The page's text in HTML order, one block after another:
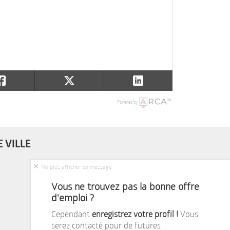
Powered by
Ne plus afficher ce message
Vous ne trouvez pas la bonne offre
d'emploi ?
Cependant enregistrez votre profil ! Vous
serez contacté pour de futures
VILLE